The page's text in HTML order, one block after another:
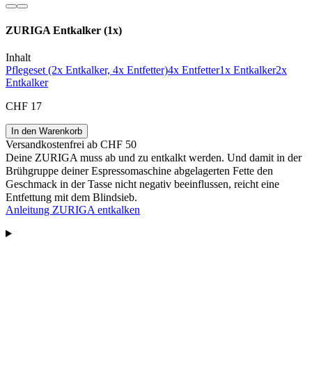
ZURIGA Entkalker (1x)
Inhalt
Pflegeset (2x Entkalker, 4x Entfetter)4x Entfetter1x Entkalker2x
Entkalker
CHF 17
In den Warenkorb
Versandkostenfrei ab CHF 50
Deine ZURIGA muss ab und zu entkalkt werden. Und damit in der
Brühgruppe deiner Espressomaschine abgelagerten Fette den
Geschmack in der Tasse nicht negativ beeinflussen, reicht eine
Entfettung mit dem Blindsieb.
Anleitung ZURIGA entkalken